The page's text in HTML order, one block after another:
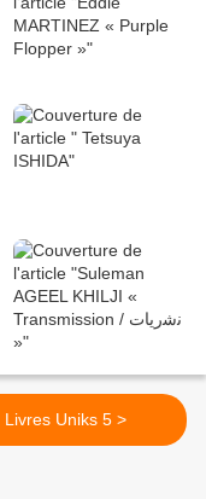
Livres Uniks 5 >